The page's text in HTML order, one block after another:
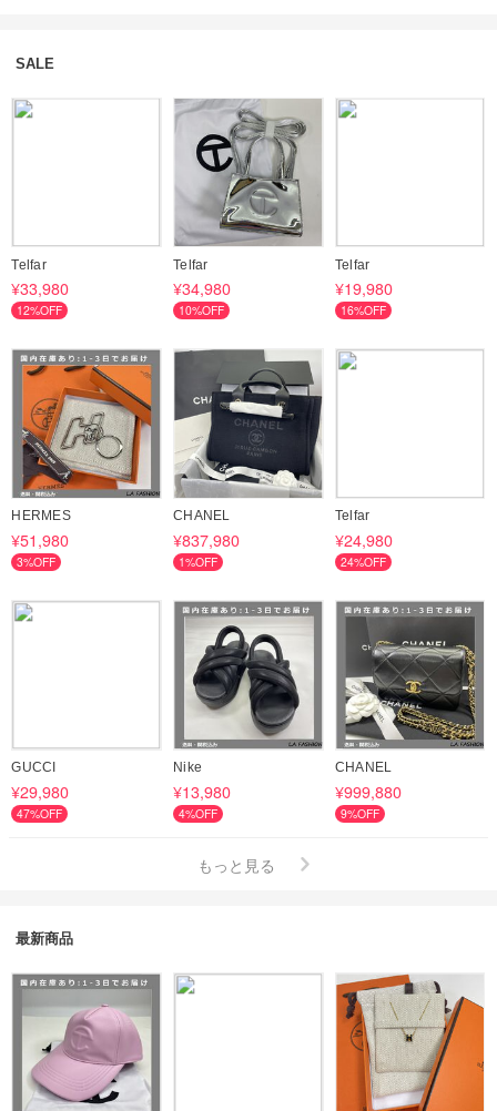
SALE
Telfar
¥33,980
12%OFF
Telfar
¥34,980
10%OFF
Telfar
¥19,980
16%OFF
HERMES
¥51,980
3%OFF
CHANEL
¥837,980
1%OFF
Telfar
¥24,980
24%OFF
GUCCI
¥29,980
47%OFF
Nike
¥13,980
4%OFF
CHANEL
¥999,880
9%OFF
もっと見る
最新商品